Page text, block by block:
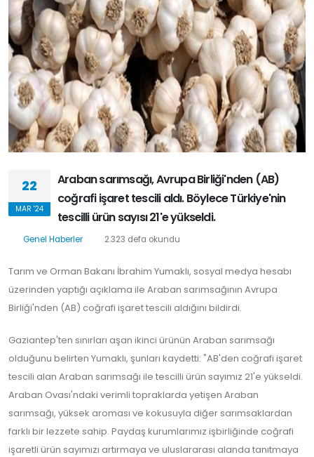
22
MAR '24
Araban sarımsağı, Avrupa Birliği'nden (AB)
coğrafi işaret tescili aldı. Böylece Türkiye'nin
tescilli ürün sayısı 21'e yükseldi.
Genel Haberler 2.323 defa okundu
Tarım ve Orman Bakanı İbrahim Yumaklı, sosyal medya hesabı
üzerinden yaptığı açıklama ile Araban sarımsağının Avrupa
Birliği'nden (AB) coğrafi işaret tescili aldığını bildirdi.
Gaziantep'ten sınırları aşan ikinci ürünün Araban sarımsağı
olduğunu belirten Yumaklı, şunları kaydetti: "AB'den coğrafi işaret
tescili alan Araban sarımsağı ile tescilli ürün sayımız 21'e yükseldi.
Araban Ovası'ndaki verimli topraklarda yetişen Araban
sarımsağı, yüksek aroması ve kokusuyla diğer sarımsaklardan
farklı bir lezzete sahip. Paydaş kurumlarımız işbirliğinde coğrafi
işaretli ürün sayımızı artırmaya ve uluslararası alanda tanıtmaya